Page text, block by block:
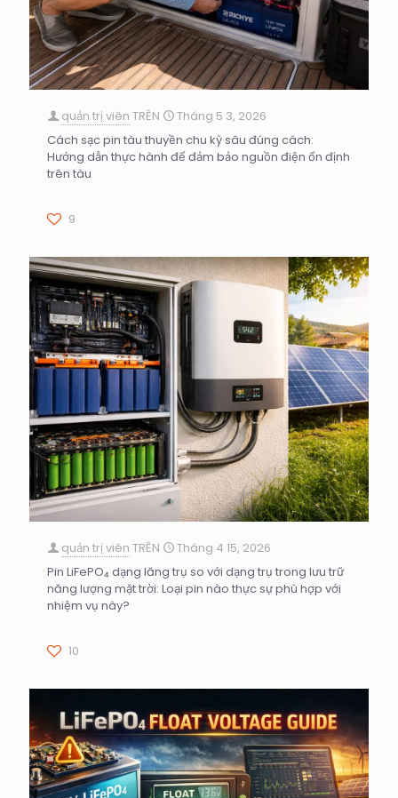
quản trị viên TRÊN
Tháng 5 3, 2026
Cách sạc pin tàu thuyền chu kỳ sâu đúng cách:
Hướng dẫn thực hành để đảm bảo nguồn điện ổn định
trên tàu
9
quản trị viên TRÊN
Tháng 4 15, 2026
Pin LiFePO₄ dạng lăng trụ so với dạng trụ trong lưu trữ
năng lượng mặt trời: Loại pin nào thực sự phù hợp với
nhiệm vụ này?
10